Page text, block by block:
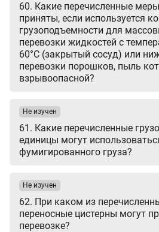
60. Какие перечисленные
приняты, если используется
грузоподъемности для
перевозки жидкостей с
60°С (закрытый сосуд) или
перевозки порошков, пыль
взрывоопасной?
61. Какие перечисленные
единицы могут
фумигированного груза?
Не изучен
62. При каком из
переносные цистерны могут
перевозке?
Не изучен